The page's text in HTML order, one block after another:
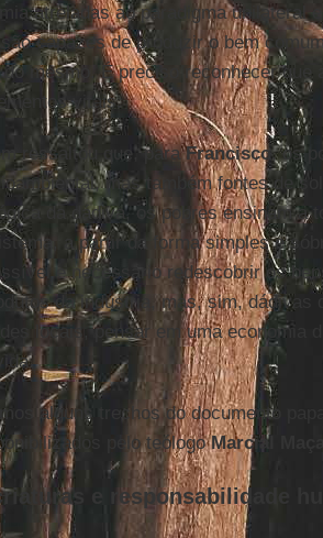
atreladas ao paradigma unilateral
capazes de produzir o bem
mesmo. É preciso reconhecer que
vitais.
ressaltou que, paraFrancisco, os
mas também fontes de
da dádiva, os pobres ensinam a
a partir da forma simples e
e necessário redescobrir os
da indústria, mas, sim, dádivas
locais, pensar em uma economia
alguns trechos do documento
pelo teólogoMarcial
e responsabilidade